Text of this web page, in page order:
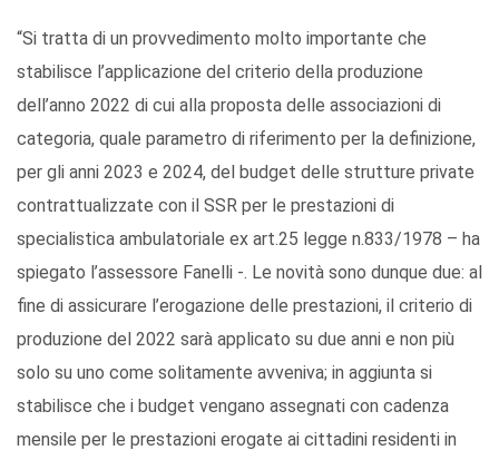
“Si tratta di un provvedimento molto importante che
stabilisce l’applicazione del criterio della produzione
dell’anno 2022 di cui alla proposta delle associazioni di
categoria, quale parametro di riferimento per la definizione,
per gli anni 2023 e 2024, del budget delle strutture private
contrattualizzate con il SSR per le prestazioni di
specialistica ambulatoriale ex art.25 legge n.833/1978 – ha
spiegato l’assessore Fanelli -. Le novità sono dunque due: al
fine di assicurare l’erogazione delle prestazioni, il criterio di
produzione del 2022 sarà applicato su due anni e non più
solo su uno come solitamente avveniva; in aggiunta si
stabilisce che i budget vengano assegnati con cadenza
mensile per le prestazioni erogate ai cittadini residenti in